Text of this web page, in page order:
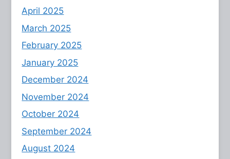
April 2025
March 2025
February 2025
January 2025
December 2024
November 2024
October 2024
September 2024
August 2024